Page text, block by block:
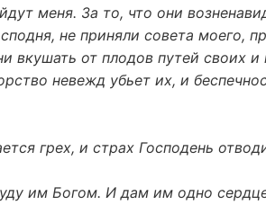
меня. За то, что они
не приняли совета моего,
вкушать от плодов путей своих
невежд убьет их, и
грех, и страх Господень
им Богом. И дам им одно